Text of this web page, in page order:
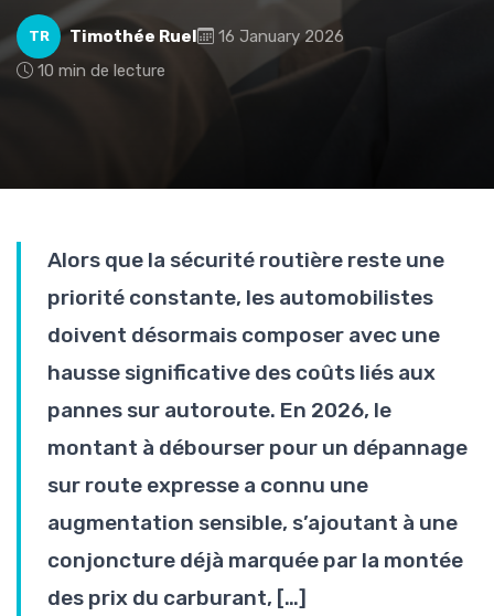
TR Timothée Ruel
16 January 2026
10 min de lecture
Alors que la sécurité routière reste une
priorité constante, les automobilistes
doivent désormais composer avec une
hausse significative des coûts liés aux
pannes sur autoroute. En 2026, le
montant à débourser pour un dépannage
sur route expresse a connu une
augmentation sensible, s’ajoutant à une
conjoncture déjà marquée par la montée
des prix du carburant, […]